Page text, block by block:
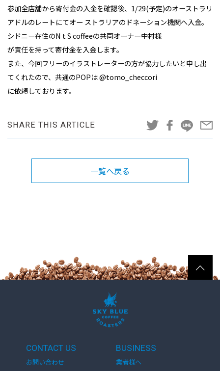
参加全店舗から寄付金の入金を確認後、1/29(予定)のオーストラリ
アドルのレートにてオー ストラリアのドネーション機関へ入金。
シドニー在住のN t S coffeeの共同オーナー中村様
が責任を持って寄付金を入金します。
また、今回フリーのイラストレーターの方が協力したいと申し出
てくれたので、共通のPOPは @tomo_checcori
に依頼しております。
SHARE THIS ARTICLE
一覧へ戻る
CONTACT US
お問い合わせ
BUSINESS
業者様へ